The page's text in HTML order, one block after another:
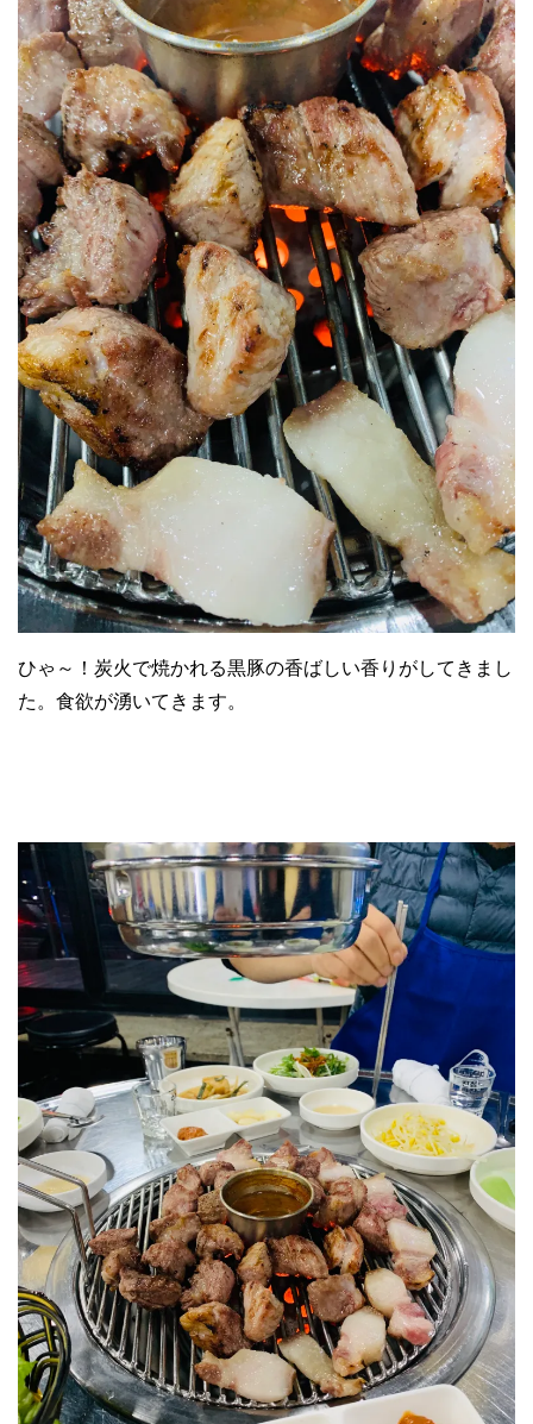
ひゃ～！炭火で焼かれる黒豚の香ばしい香りがしてきまし
た。食欲が湧いてきます。